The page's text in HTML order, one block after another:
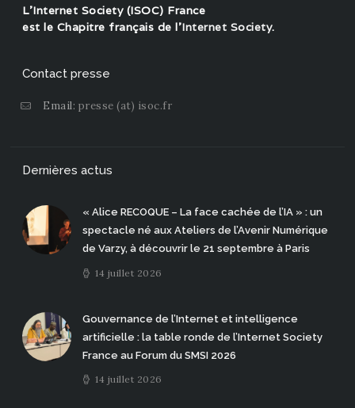
L'Internet Society (ISOC) France
est le Chapitre français de l'Internet Society.
Contact presse
Email: presse (at) isoc.fr
Dernières actus
« Alice RECOQUE – La face cachée de l’IA » : un
spectacle né aux Ateliers de l’Avenir Numérique
de Varzy, à découvrir le 21 septembre à Paris
14 juillet 2026
Gouvernance de l’Internet et intelligence
artificielle : la table ronde de l’Internet Society
France au Forum du SMSI 2026
14 juillet 2026